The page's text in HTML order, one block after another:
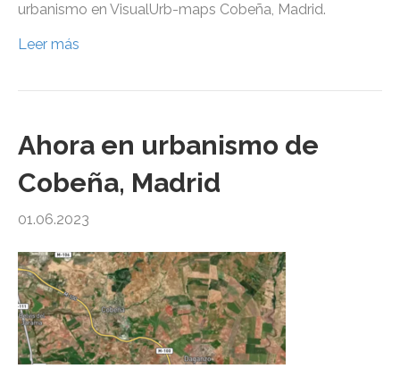
urbanismo en VisualUrb-maps Cobeña, Madrid.
Leer más
Ahora en urbanismo de
Cobeña, Madrid
01.06.2023